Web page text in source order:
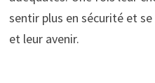
sentir plus en sécurité et
et leur avenir.